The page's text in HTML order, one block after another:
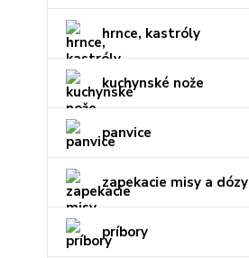
hrnce, kastróly
kuchynské nože
panvice
zapekacie misy a dózy
príbory